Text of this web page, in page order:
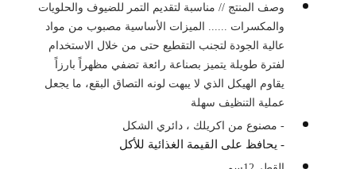
وصف المنتج // مناسبة لتقديم التمر للضيوف والحلويات
والمكسرات ...... الميزات الأساسية مصبوب من مواد
عالية الجودة لتجنب التقطيع حتى من خلال الاستخدام
لفترة طويلة يتميز بصناعة رائعة تضفي مظهراً بارزاً
يقاوم الهيكل الذي لا يبهت لونه التصاق البقع، ما يجعل
عملية التنظيف سهلة
- مصنوع من اكريلك ، دائري الشكل
- يحافظ على القيمة الغذائية للأكل